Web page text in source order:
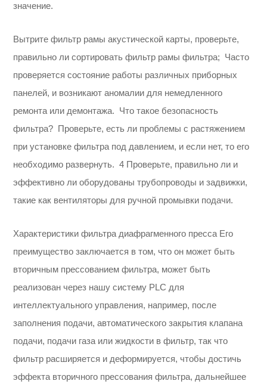
значение.
Вытрите фильтр рамы акустической карты, проверьте,
правильно ли сортировать фильтр рамы фильтра; Часто
проверяется состояние работы различных приборных
панелей, и возникают аномалии для немедленного
ремонта или демонтажа. Что такое безопасность
фильтра? Проверьте, есть ли проблемы с растяжением
при установке фильтра под давлением, и если нет, то его
необходимо развернуть. 4 Проверьте, правильно ли и
эффективно ли оборудованы трубопроводы и задвижки,
такие как вентиляторы для ручной промывки подачи.
Характеристики фильтра диафрагменного пресса Его
преимущество заключается в том, что он может быть
вторичным прессованием фильтра, может быть
реализован через нашу систему PLC для
интеллектуального управления, например, после
заполнения подачи, автоматического закрытия клапана
подачи, подачи газа или жидкости в фильтр, так что
фильтр расширяется и деформируется, чтобы достичь
эффекта вторичного прессования фильтра, дальнейшее